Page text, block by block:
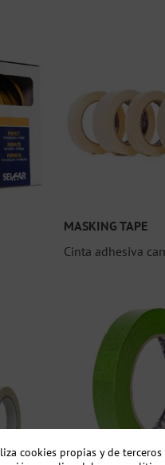
MASKING TAPE
Cinta adhesiva
cookies propias y de terceros